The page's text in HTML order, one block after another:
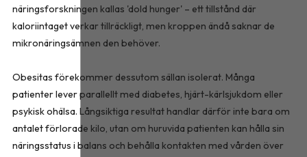
näringsforskningen kallas 'dold hunger' – ett tillstånd där
kaloriintaget verkar tillräckligt, men kroppen ändå saknar de
mikronäringsämnen den behöver.
Obesitas förekommer dessutom sällan isolerat. Många
patienter lever parallellt med diabetes, hjärt-kärlsjukdom eller
psykisk ohälsa. Långsiktiga resultat handlar därför inte bara om
antalet förlorade kilo, utan om huruvida patienten kan hålla sin
näringsstatus i balans och behålla kontakten med vården över